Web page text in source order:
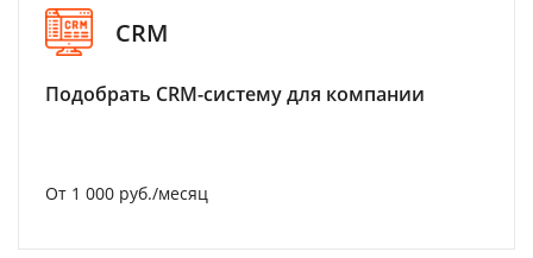
CRM
Подобрать CRM-систему для компании
От 1 000 руб./месяц